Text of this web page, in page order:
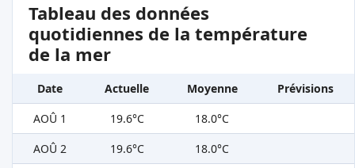
Tableau des données
quotidiennes de la température
de la mer
Date Actuelle Moyenne
Prévisions
AOÛ 1
19.6°C
18.0°C
AOÛ 2
19.6°C
18.0°C